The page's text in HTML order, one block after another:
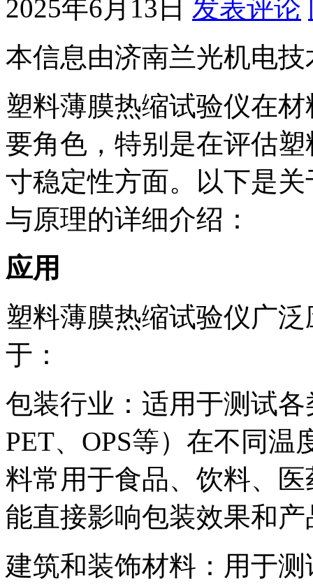
2025年6月13日 发表评论
本信息由济南兰光机电
塑料薄膜热缩试验仪在
要角色，特别是在评估
寸稳定性方面。以下是
与原理的详细介绍：
应用
塑料薄膜热缩试验仪广
于：
包装行业：适用于测试各
PET、OPS等）在不同
料常用于食品、饮料、
能直接影响包装效果和
建筑和装饰材料：用于